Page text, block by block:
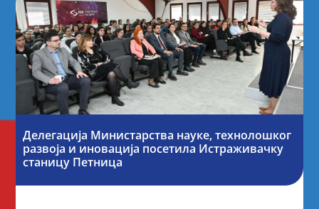
Делегација Министарства науке, технолошког
развоја и иновација посетила Истраживачку
станицу Петница